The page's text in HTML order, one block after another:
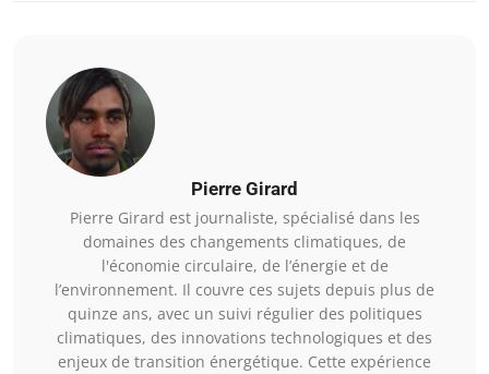
Pierre Girard
Pierre Girard est journaliste, spécialisé dans les
domaines des changements climatiques, de
l'économie circulaire, de l’énergie et de
l’environnement. Il couvre ces sujets depuis plus de
quinze ans, avec un suivi régulier des politiques
climatiques, des innovations technologiques et des
enjeux de transition énergétique. Cette expérience